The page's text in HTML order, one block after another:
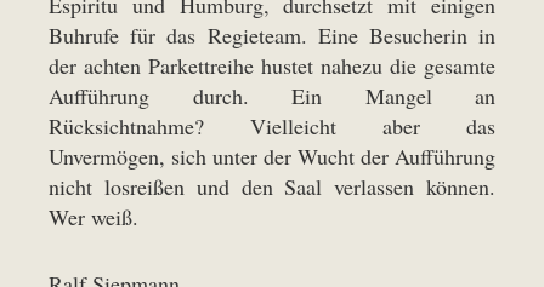
Buhrufe für das Regieteam. Eine Besucherin in
der achten Parkettreihe hustet nahezu die gesamte
Aufführung durch. Ein Mangel an
Rücksichtnahme? Vielleicht aber das
Unvermögen, sich unter der Wucht der Aufführung
nicht losreißen und den Saal verlassen können.
Wer weiß.